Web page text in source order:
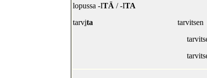
lopussa -ITÄ / -ITA
tarvita tarvitsen